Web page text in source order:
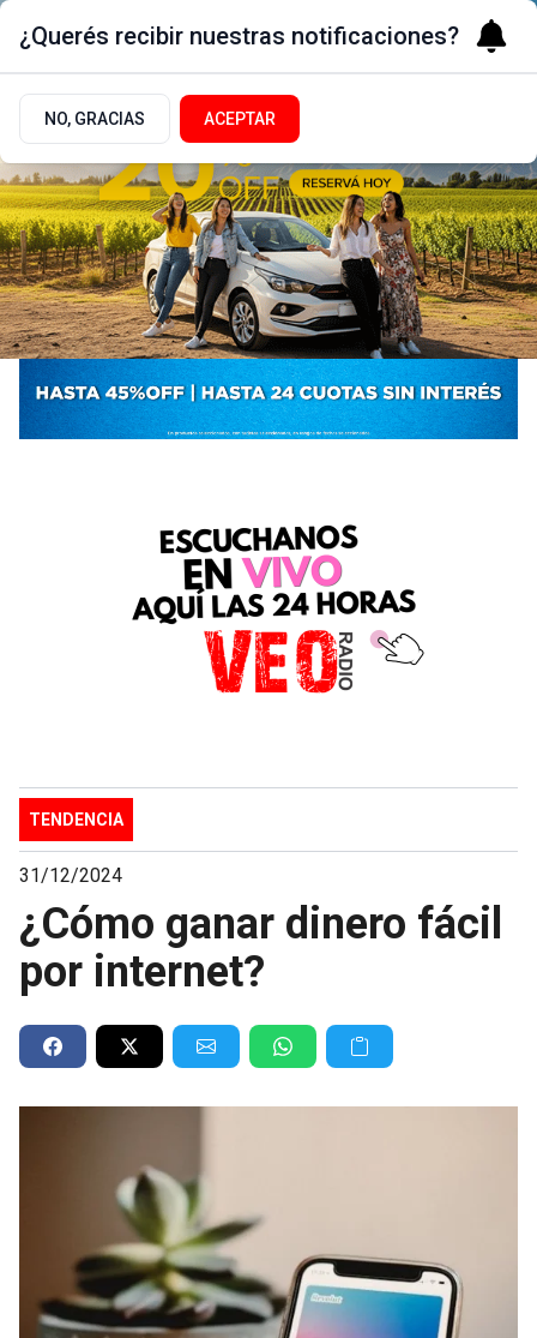
TENDENCIA
31/12/2024
¿Cómo ganar dinero fácil
por internet?
¿Querés recibir nuestras notificaciones?
NO, GRACIAS ACEPTAR